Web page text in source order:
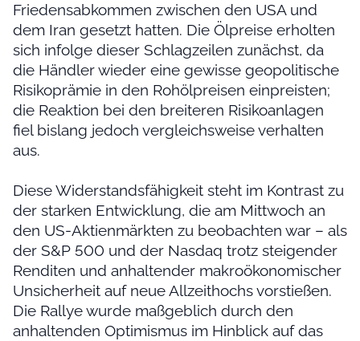
Friedensabkommen zwischen den USA und
dem Iran gesetzt hatten. Die Ölpreise erholten
sich infolge dieser Schlagzeilen zunächst, da
die Händler wieder eine gewisse geopolitische
Risikoprämie in den Rohölpreisen einpreisten;
die Reaktion bei den breiteren Risikoanlagen
fiel bislang jedoch vergleichsweise verhalten
aus.
Diese Widerstandsfähigkeit steht im Kontrast zu
der starken Entwicklung, die am Mittwoch an
den US-Aktienmärkten zu beobachten war – als
der S&P 500 und der Nasdaq trotz steigender
Renditen und anhaltender makroökonomischer
Unsicherheit auf neue Allzeithochs vorstießen.
Die Rallye wurde maßgeblich durch den
anhaltenden Optimismus im Hinblick auf das